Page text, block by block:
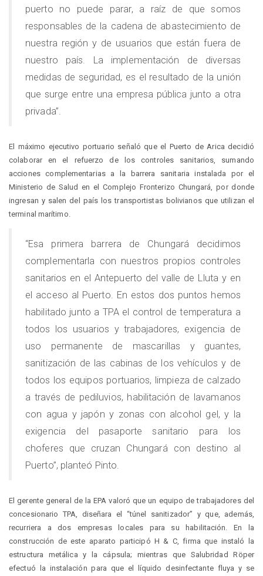
puerto no puede parar, a raíz de que somos
responsables de la cadena de abastecimiento de
nuestra región y de usuarios que están fuera de
nuestro país. La implementación de diversas
medidas de seguridad, es el resultado de la unión
que surge entre una empresa pública junto a otra
privada”.
El máximo ejecutivo portuario señaló que el Puerto de Arica decidió
colaborar en el refuerzo de los controles sanitarios, sumando
acciones complementarias a la barrera sanitaria instalada por el
Ministerio de Salud en el Complejo Fronterizo Chungará, por donde
ingresan y salen del país los transportistas bolivianos que utilizan el
terminal marítimo.
“Esa primera barrera de Chungará decidimos
complementarla con nuestros propios controles
sanitarios en el Antepuerto del valle de Lluta y en
el acceso al Puerto. En estos dos puntos hemos
habilitado junto a TPA el control de temperatura a
todos los usuarios y trabajadores, exigencia de
uso permanente de mascarillas y guantes,
sanitización de las cabinas de los vehículos y de
todos los equipos portuarios, limpieza de calzado
a través de pediluvios, habilitación de lavamanos
con agua y japón y zonas con alcohol gel, y la
exigencia del pasaporte sanitario para los
choferes que cruzan Chungará con destino al
Puerto”, planteó Pinto.
El gerente general de la EPA valoró que un equipo de trabajadores del
concesionario TPA, diseñara el “túnel sanitizador” y que, además,
recurriera a dos empresas locales para su habilitación. En la
construcción de este aparato participó H & C, firma que instaló la
estructura metálica y la cápsula; mientras que Salubridad Röper
efectuó la instalación para que el líquido desinfectante fluya y se